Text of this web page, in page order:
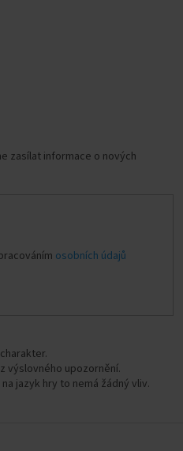
zasílat informace o nových
osobních údajů
výslovného upozornění.
jazyk hry to nemá žádný vliv.